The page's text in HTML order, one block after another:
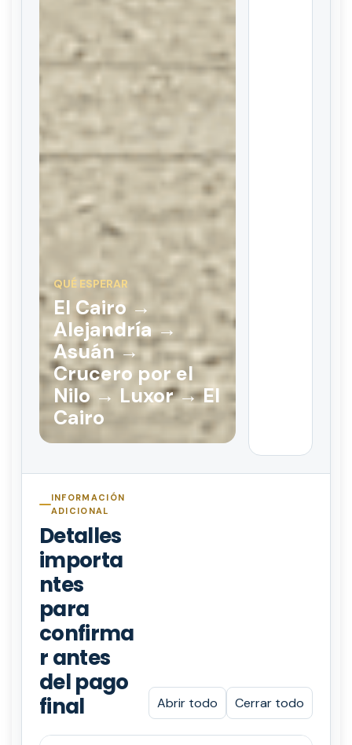
QUÉ ESPERAR
El Cairo →
Alejandría →
Asuán →
Crucero por el
Nilo → Luxor → El
Cairo
INFORMACIÓN
ADICIONAL
Detalles
importa
ntes
para
confirma
r antes
del pago
final
Abrir todo Cerrar todo